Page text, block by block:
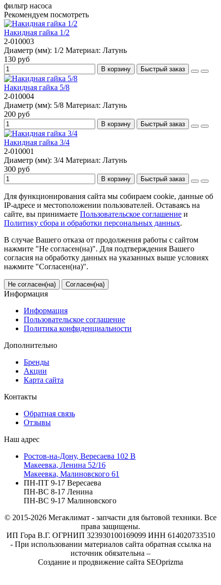
фильтр насоса
Рекомендуем посмотреть
Накидная гайка 1/2
2-010003
Диаметр (мм): 1/2 Материал: Латунь
130 руб
В корзину Быстрый заказ
Накидная гайка 5/8
2-010004
Диаметр (мм): 5/8 Материал: Латунь
200 руб
В корзину Быстрый заказ
Накидная гайка 3/4
2-010001
Диаметр (мм): 3/4 Материал: Латунь
300 руб
В корзину Быстрый заказ
Для функционирования сайта мы собираем cookie, данные об
IP-адресе и местоположении пользователей. Оставаясь на
сайте, вы принимаете Пользовательское соглашение и
Политику сбора и обработки персональных данных.
В случае Вашего отказа от продолжения работы с сайтом
нажмите "Не согласен(на)". Для подтверждения Вашего
согласия на обработку данных на указанных выше условиях
нажмите "Согласен(на)".
Не согласен(на) Согласен(на)
Информация
Информация
Пользовательское соглашение
Политика конфиденциальности
Дополнительно
Бренды
Акции
Карта сайта
Контакты
Обратная связь
Отзывы
Наш адрес
Ростов-на-Дону, Вересаева 102 В
Макеевка, Ленина 52/16
Макеевка, Малиновского 61
ПН-ПТ 9-17 Вересаева
ПН-ВС 8-17 Ленина
ПН-ВС 9-17 Малиновского
© 2015-2026 Мегаклимат - запчасти для бытовой техники. Все
права защищены.
ИП Гора В.Г. ОГРНИП 323930100169099 ИНН 614020733510
- При использовании материалов сайта обратная ссылка на
источник обязательна –
Создание и продвижение сайта SEOprizma